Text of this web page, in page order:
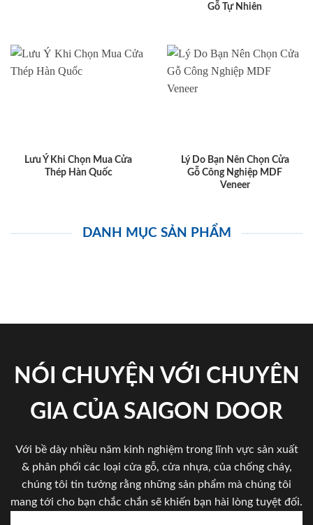
Gỗ Tự Nhiên
Lưu Ý Khi Chọn Mua Cửa
Thép Hàn Quốc
Lý Do Bạn Nên Chọn Cửa
Gỗ Công Nghiệp MDF
Veneer
DANH MỤC SẢN PHẨM
NÓI CHUYỆN VỚI CHUYÊN
GIA CỦA SAIGON DOOR
Với bề dày nhiều năm kinh nghiệm trong lĩnh vực sản xuất
& phân phối các loại cửa gỗ, cửa nhựa, của chống cháy,
chúng tôi tin tưởng rằng những sản phẩm mà chúng tôi
mang tới cho bạn chắc chắn sẽ khiến bạn hài lòng tuyệt đối.